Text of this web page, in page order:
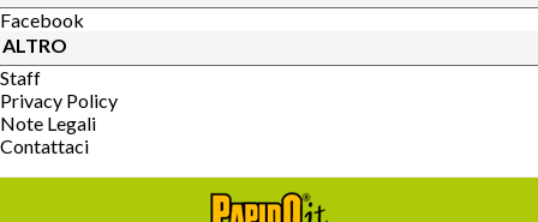
Facebook
ALTRO
Staff
Privacy Policy
Note Legali
Contattaci